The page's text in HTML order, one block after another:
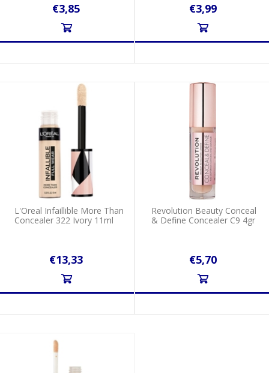
€3,85 €3,99
L'Oreal Infaillible More Than
Concealer 322 Ivory 11ml
€13,33
Revolution Beauty Conceal
& Define Concealer C9 4gr
€5,70